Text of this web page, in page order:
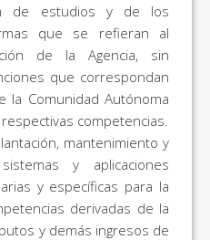
de estudios y de los
que se refieran al
de la Agencia, sin
que correspondan
la Comunidad Autónoma
competencias.
mantenimiento y
y aplicaciones
y específicas para la
derivadas de la
y demás ingresos de